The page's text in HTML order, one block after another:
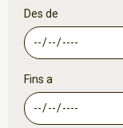
Des de
Fins a